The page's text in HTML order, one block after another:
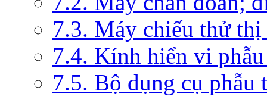
7.3. Máy chiếu thử
7.4. Kính hiển vi
7.5. Bộ dụng cụ phẫu